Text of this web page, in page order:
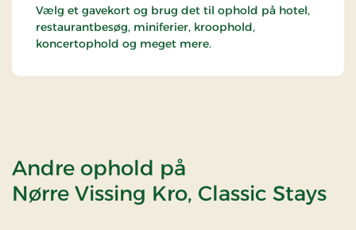
Vælg et gavekort og brug det til ophold på hotel,
restaurantbesøg, miniferier, kroophold,
koncertophold og meget mere.
Andre ophold på
Nørre Vissing Kro, Classic Stays